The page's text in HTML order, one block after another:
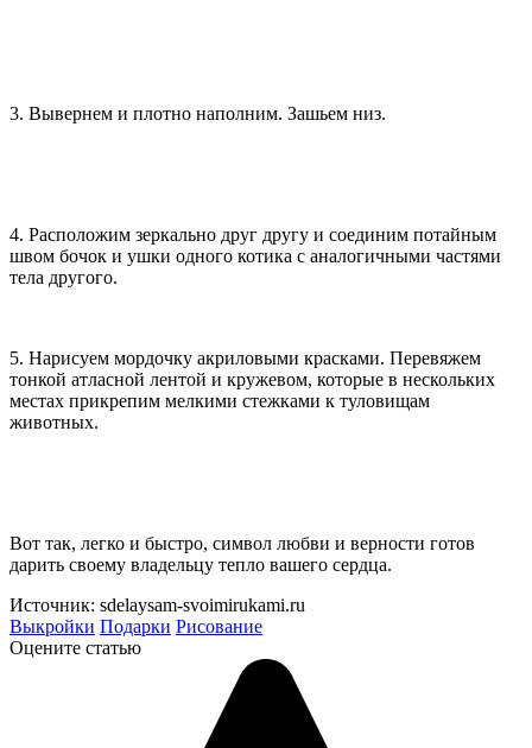
3. Вывернем и плотно наполним. Зашьем низ.
4. Расположим зеркально друг другу и соединим потайным
швом бочок и ушки одного котика с аналогичными частями
тела другого.
5. Нарисуем мордочку акриловыми красками. Перевяжем
тонкой атласной лентой и кружевом, которые в нескольких
местах прикрепим мелкими стежками к туловищам
животных.
Вот так, легко и быстро, символ любви и верности готов
дарить своему владельцу тепло вашего сердца.
Источник: sdelaysam-svoimirukami.ru
Выкройки Подарки Рисование
Оцените статью